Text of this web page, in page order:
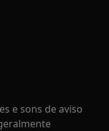
e sons de aviso